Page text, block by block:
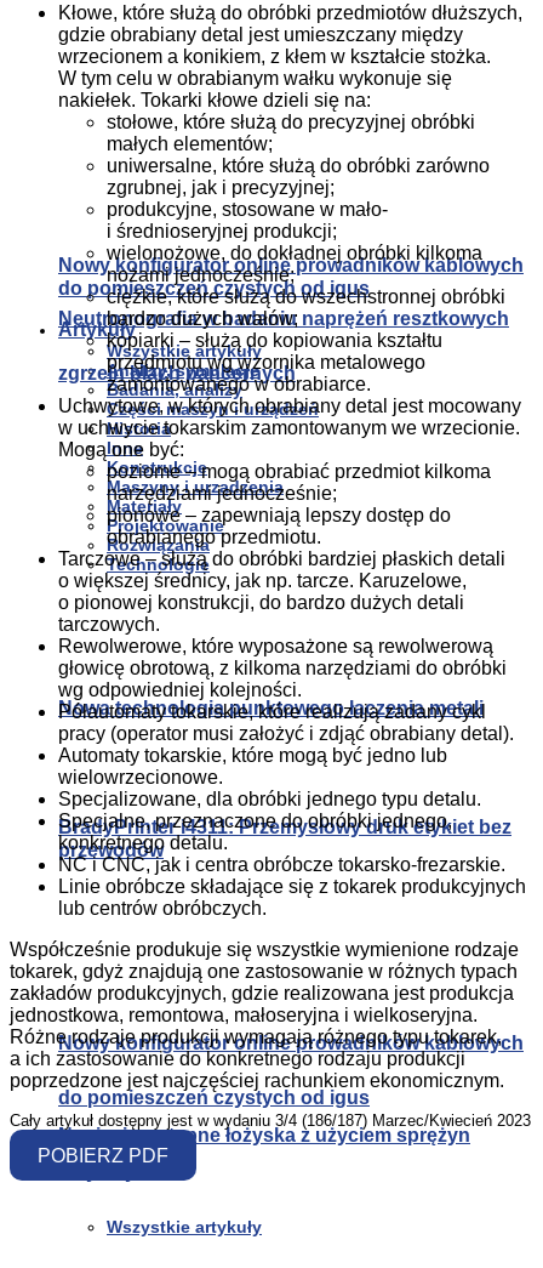
Nowy konfigurator online prowadników kablowych
do pomieszczeń czystych od igus
Artykuły
Wszystkie artykuły
Analizy, symulacje
Badania, analizy
Części maszyn i urządzeń
Historia
Inne
Konstrukcje
Maszyny i urządzenia
Materiały
Projektowanie
Rozwiązania
Technologie
BradyPrinter i4311: Przemysłowy druk etykiet bez
przewodów
Napięcie wstępne łożyska z użyciem sprężyn
Neutronografia w badaniu naprężeń resztkowych
zgrzein blach pancernych
Nowa technologia punktowego łączenia metali
Nowy konfigurator online prowadników kablowych
do pomieszczeń czystych od igus
Wszystkie artykuły
Kłowe, które służą do obróbki przedmiotów dłuższych,
gdzie obrabiany detal jest umieszczany między
wrzecionem a konikiem, z kłem w kształcie stożka.
W tym celu w obrabianym wałku wykonuje się
nakiełek. Tokarki kłowe dzieli się na:
stołowe, które służą do precyzyjnej obróbki
małych elementów;
uniwersalne, które służą do obróbki zarówno
zgrubnej, jak i precyzyjnej;
produkcyjne, stosowane w mało-
i średnioseryjnej produkcji;
wielonożowe, do dokładnej obróbki kilkoma
nożami jednocześnie;
ciężkie, które służą do wszechstronnej obróbki
bardzo dużych wałów;
kopiarki – służą do kopiowania kształtu
przedmiotu wg wzornika metalowego
zamontowanego w obrabiarce.
Uchwytowe, w których obrabiany detal jest mocowany
w uchwycie tokarskim zamontowanym we wrzecionie.
Mogą one być:
poziome – mogą obrabiać przedmiot kilkoma
narzędziami jednocześnie;
pionowe – zapewniają lepszy dostęp do
obrabianego przedmiotu.
Tarczowe – służą do obróbki bardziej płaskich detali
o większej średnicy, jak np. tarcze. Karuzelowe,
o pionowej konstrukcji, do bardzo dużych detali
tarczowych.
Rewolwerowe, które wyposażone są rewolwerową
głowicę obrotową, z kilkoma narzędziami do obróbki
wg odpowiedniej kolejności.
Półautomaty tokarskie, które realizują zadany cykl
pracy (operator musi założyć i zdjąć obrabiany detal).
Automaty tokarskie, które mogą być jedno lub
wielowrzecionowe.
Specjalizowane, dla obróbki jednego typu detalu.
Specjalne, przeznaczone do obróbki jednego,
konkretnego detalu.
NC i CNC, jak i centra obróbcze tokarsko-frezarskie.
Linie obróbcze składające się z tokarek produkcyjnych
lub centrów obróbczych.
Współcześnie produkuje się wszystkie wymienione rodzaje
tokarek, gdyż znajdują one zastosowanie w różnych typach
zakładów produkcyjnych, gdzie realizowana jest produkcja
jednostkowa, remontowa, małoseryjna i wielkoseryjna.
Różne rodzaje produkcji wymagają różnego typu tokarek,
a ich zastosowanie do konkretnego rodzaju produkcji
poprzedzone jest najczęściej rachunkiem ekonomicznym.
Cały artykuł dostępny jest w wydaniu 3/4 (186/187) Marzec/Kwiecień 2023
POBIERZ PDF
Share on Twitter
Share on LinkedIn